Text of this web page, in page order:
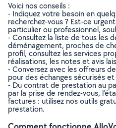
Voici nos conseils :
- Indiquez votre besoin en
recherchez-vous ? Est-ce
particulier ou professionnel,
- Consultez la liste de tous les
déménagement, proches de
profil, consultez les services
réalisations, les notes et avis
- Conversez avec les offreurs
pour des échanges sécurisés
- Du contrat de prestation au
par la prise de rendez-vous,
factures : utilisez nos outils
prestation.